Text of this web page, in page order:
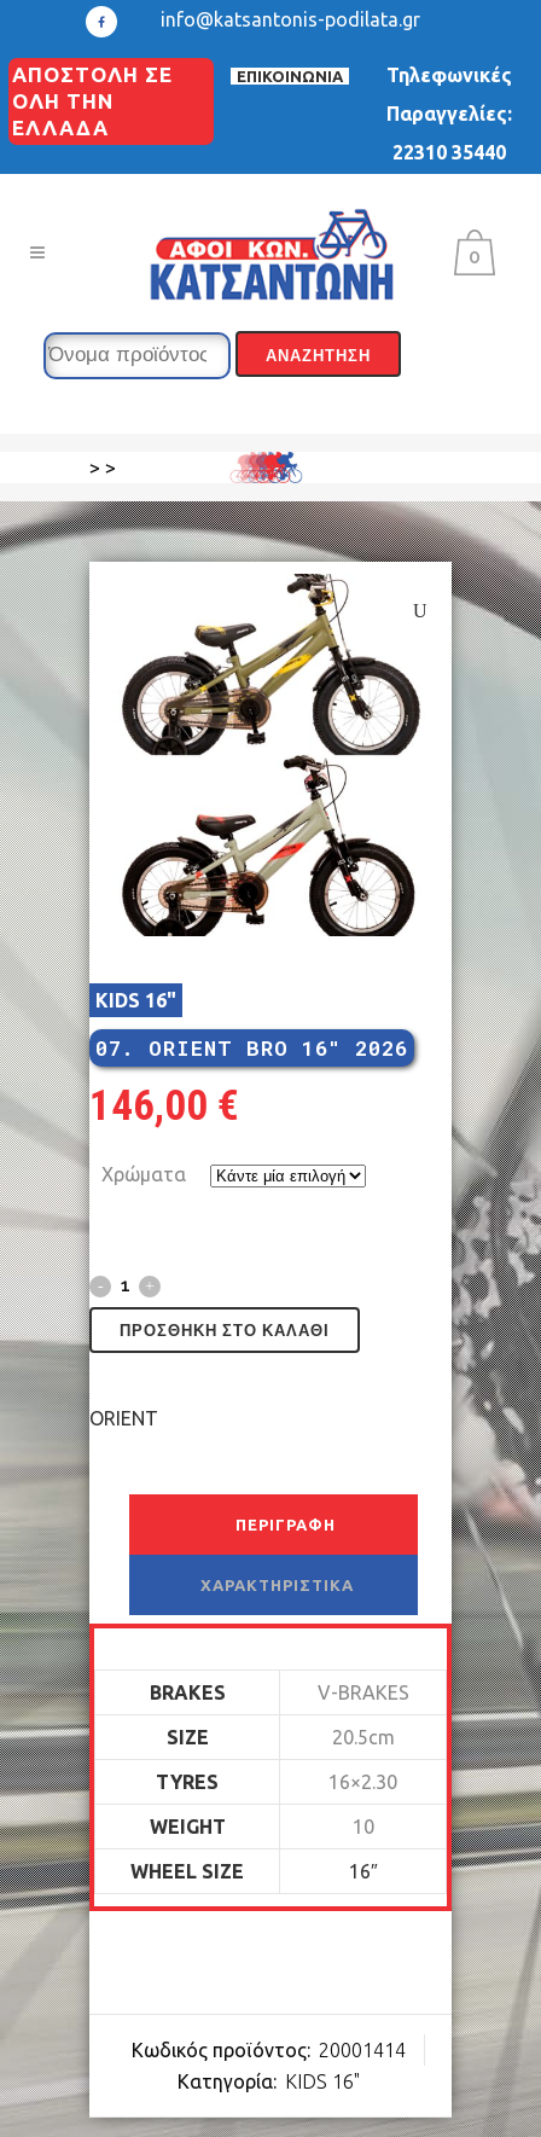
info@katsantonis-podilata.gr
ΑΠΟΣΤΟΛΗ ΣΕ
ΟΛΗ ΤΗΝ
ΕΛΛΑΔΑ
ΕΠΙΚΟΙΝΩΝΙΑ
Τηλεφωνικές
Παραγγελίες:
22310 35440
0
> >
KIDS 16"
07. ORIENT BRO 16″ 2026
146,00 €
Χρώματα
ΠΡΟΣΘΉΚΗ ΣΤΟ ΚΑΛΆΘΙ
ORIENT
ΠΕΡΙΓΡΑΦΉ
ΧΑΡΑΚΤΗΡΙΣΤΙΚΆ
BRAKES V-BRAKES
SIZE 20.5cm
TYRES 16×2.30
WEIGHT 10
WHEEL SIZE 16″
Κωδικός προϊόντος: 20001414
Κατηγορία: KIDS 16"